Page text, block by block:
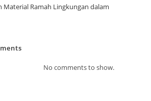
Material Ramah Lingkungan dalam
No comments to show.